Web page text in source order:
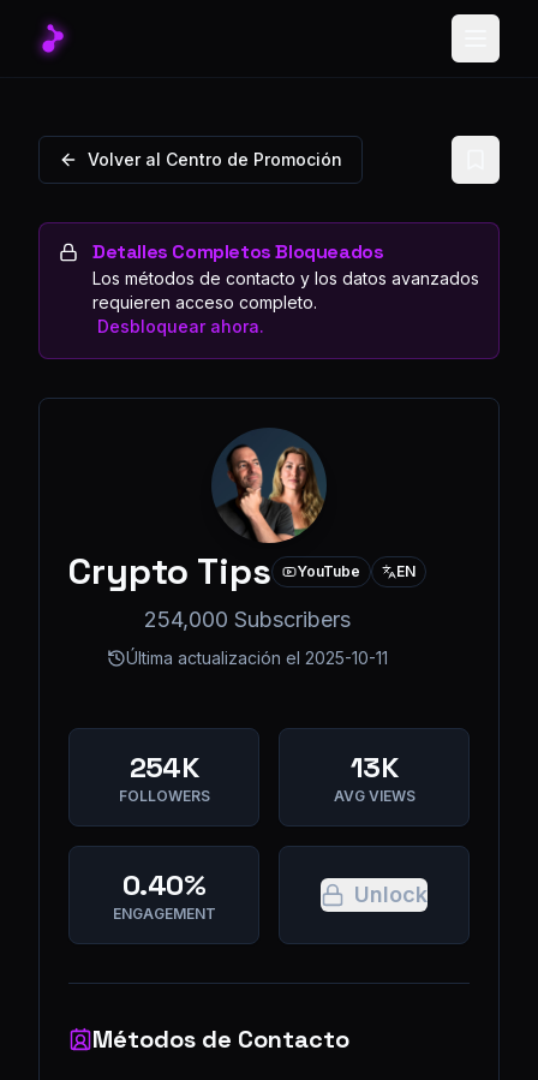
Volver al Centro de Promoción
Detalles Completos Bloqueados
Los métodos de contacto y los datos avanzados
requieren acceso completo.
Desbloquear ahora.
Crypto Tips YouTube EN
254,000 Subscribers
Última actualización el 2025-10-11
254K
FOLLOWERS
13K
AVG VIEWS
0.40%
ENGAGEMENT
Unlock
Métodos de Contacto